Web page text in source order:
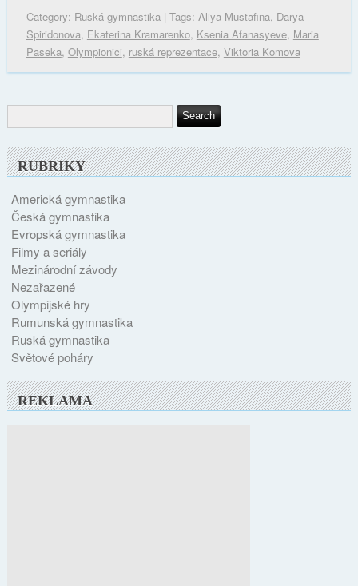
Category: Ruská gymnastika | Tags: Aliya Mustafina, Darya
Spiridonova, Ekaterina Kramarenko, Ksenia Afanasyeve, Maria
Paseka, Olympionici, ruská reprezentace, Viktoria Komova
RUBRIKY
Americká gymnastika
Česká gymnastika
Evropská gymnastika
Filmy a seriály
Mezinárodní závody
Nezařazené
Olympijské hry
Rumunská gymnastika
Ruská gymnastika
Světové poháry
REKLAMA